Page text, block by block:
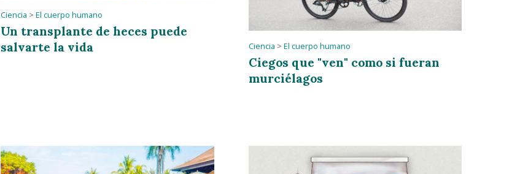
Ciencia > El cuerpo humano
Un transplante de heces puede
salvarte la vida
Ciencia > El cuerpo humano
Ciegos que "ven" como si fueran
murciélagos